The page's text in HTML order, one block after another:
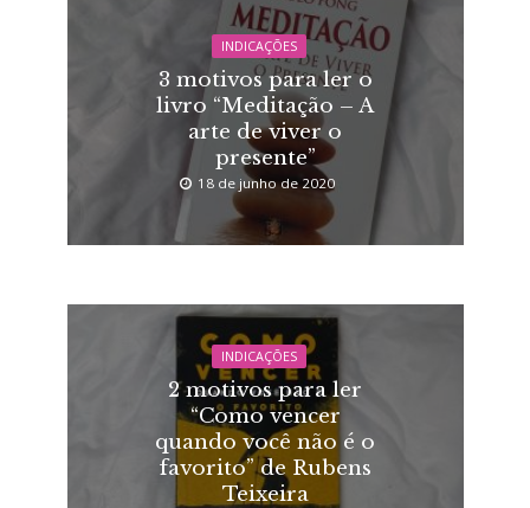
INDICAÇÕES
3 motivos para ler o
livro “Meditação – A
arte de viver o
presente”
18 de junho de 2020
INDICAÇÕES
2 motivos para ler
“Como vencer
quando você não é o
favorito” de Rubens
Teixeira